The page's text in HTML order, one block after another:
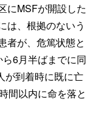
にMSFが開設した
は、根拠のないう
者が、危篤状態と
6月半ばまでに同
が到着時に既に亡
間以内に命を落と